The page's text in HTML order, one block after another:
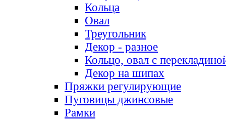
Кольца
Овал
Треугольник
Декор - разное
Кольцо, овал с
Декор на шипах
Пряжки регулирующие
Пуговицы джинсовые
Рамки